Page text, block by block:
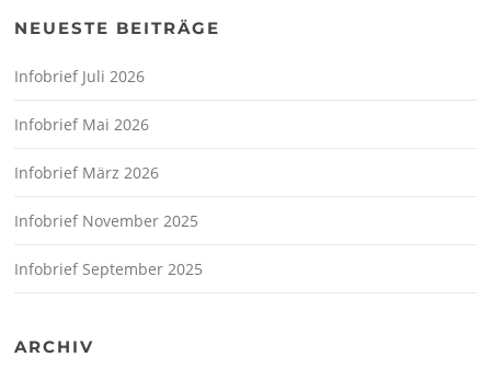
NEUESTE BEITRÄGE
Infobrief Juli 2026
Infobrief Mai 2026
Infobrief März 2026
Infobrief November 2025
Infobrief September 2025
ARCHIV